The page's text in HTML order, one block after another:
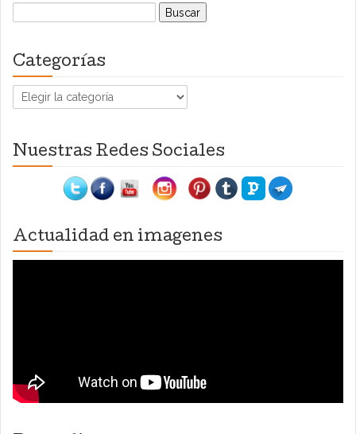
Buscar:
Categorías
Categorías
Nuestras Redes Sociales
Actualidad en imagenes